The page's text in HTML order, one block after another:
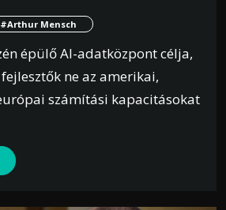
#Arthur Mensch
épülő AI-adatközpont célja,
ne az amerikai,
számítási kapacitásokat